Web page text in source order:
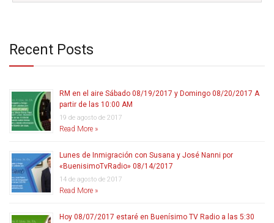
Recent Posts
RM en el aire Sábado 08/19/2017 y Domingo 08/20/2017 A
partir de las 10:00 AM
19 de agosto de 2017
Read More »
Lunes de Inmigración con Susana y José Nanni por
«BuenisimoTvRadio» 08/14/2017
14 de agosto de 2017
Read More »
Hoy 08/07/2017 estaré en Buenísimo TV Radio a las 5:30